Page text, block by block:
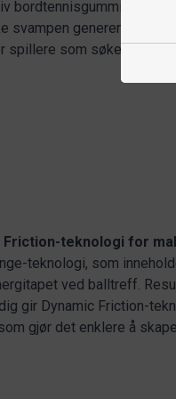
bordtennisgummi som
svampen genererer høy
spillere som søker en
Friction-teknologi for
teknologi, som
ved balltreff.
gir Dynamic Friction-
gjør det enklere å